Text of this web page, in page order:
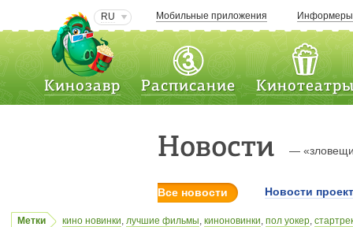
RU Мобильные приложения Информеры
Кинозавр Расписание
Новости —
Все новости Новости
Метки кино новинки, лучшие фильмы, киноновинки, пол уокер,